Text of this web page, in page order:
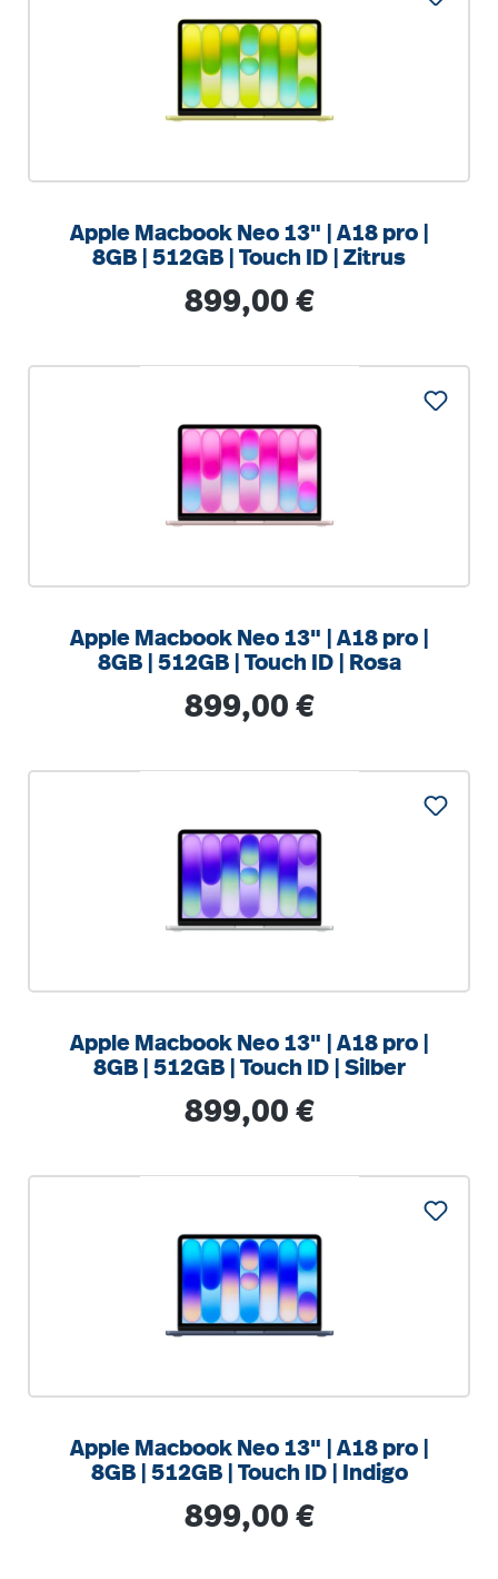
Apple Macbook Neo 13" | A18 pro |
8GB | 512GB | Touch ID | Zitrus
Regulärer Preis:
899,00 €
Apple Macbook Neo 13" | A18 pro |
8GB | 512GB | Touch ID | Rosa
Regulärer Preis:
899,00 €
Apple Macbook Neo 13" | A18 pro |
8GB | 512GB | Touch ID | Silber
Regulärer Preis:
899,00 €
Apple Macbook Neo 13" | A18 pro |
8GB | 512GB | Touch ID | Indigo
Regulärer Preis:
899,00 €